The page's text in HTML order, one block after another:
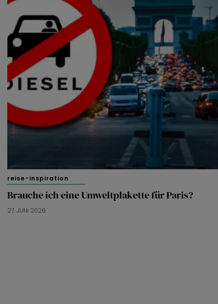
reise-inspiration
Brauche ich eine Umweltplakette für Paris?
27. JUNI 2026